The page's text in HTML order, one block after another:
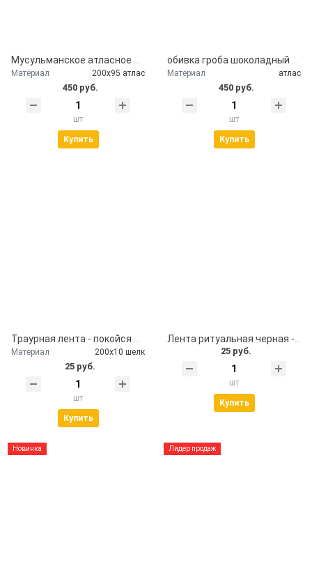
Материал 200х95 атлас
450 руб.
шт
Купить
Материал атлас
450 руб.
шт
Купить
Траурная лента - покойся с миром
Материал 200х10 шелк
25 руб.
шт
Купить
Лента ритуальная черная - помним, скорбим
25 руб.
шт
Купить
Новинка Лидер продаж